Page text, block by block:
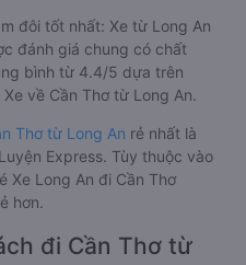
đôi tốt nhất: Xe từ Long An
đánh giá chung có chất
bình từ 4.4/5 dựa trên
về Cần Thơ từ Long An.
Thơ từ Long An rẻ nhất là
Express. Tùy thuộc vào
Xe Long An đi Cần Thơ
hơn.
đi Cần Thơ từ